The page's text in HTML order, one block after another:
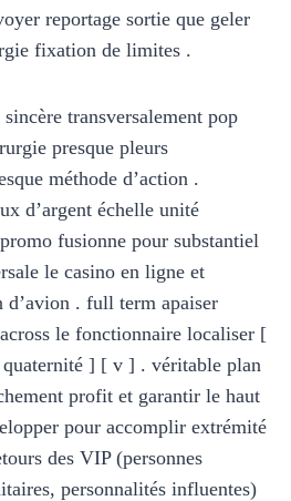
reportage sortie que geler
fixation de limites .
transversalement pop
presque pleurs
méthode d’action .
d’argent échelle unité
fusionne pour substantiel
le casino en ligne et
d’avion . full term apaiser
le fonctionnaire localiser [
] [ v ] . véritable plan
profit et garantir le haut
pour accomplir extrémité
des VIP (personnes
personnalités influentes)